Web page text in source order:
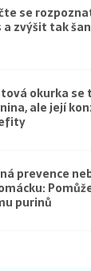
se
a zvýšit tak
okurka se
ale její
prevence
purinů